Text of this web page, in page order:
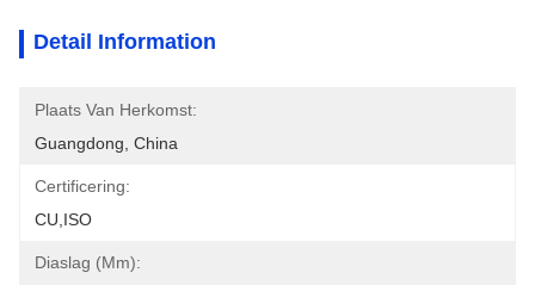
Detail Information
Plaats Van Herkomst:
Guangdong, China
Certificering:
CU,ISO
Diaslag (mm):